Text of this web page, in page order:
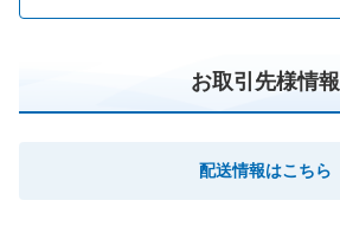
お取引先様情報
配送情報はこちら